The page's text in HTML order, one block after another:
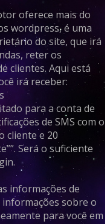
oferece mais do
wordpress, é uma
do site, que irá
reter os
clientes. Aqui está
irá receber:
para a conta de
de SMS com o
cliente e 20
Será o suficiente
informações de
sobre o
para você em